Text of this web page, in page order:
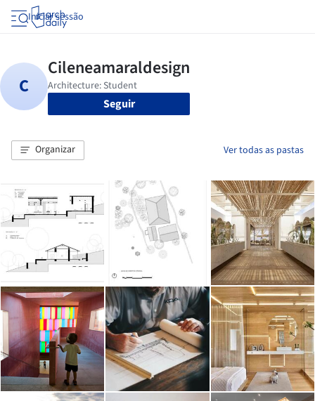
Iniciar sessão
Seguir
Organizar Ver todas as pastas